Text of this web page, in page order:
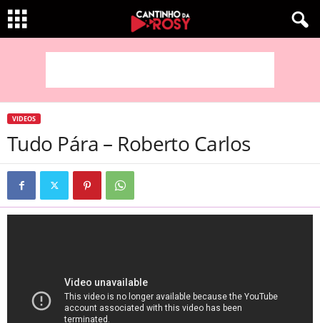
VIDEOS
Tudo Pára – Roberto Carlos